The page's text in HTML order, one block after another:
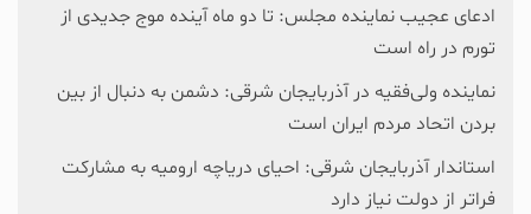
ادعای عجیب نماینده مجلس: تا دو ماه آینده موج جدیدی از
تورم در راه است
نماینده ولی‌فقیه در آذربایجان شرقی: دشمن به دنبال از بین
بردن اتحاد مردم ایران است
استاندار آذربایجان شرقی: احیای دریاچه ارومیه به مشارکت
فراتر از دولت نیاز دارد